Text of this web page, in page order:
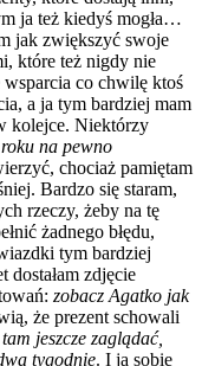
ja też kiedyś mogła…
jak zwiększyć swoje
które też nigdy nie
co chwilę ktoś
a ja tym bardziej mam
kolejce. Niektórzy
na pewno
chociaż pamiętam
Bardzo się staram,
rzeczy, żeby na tę
żadnego błędu,
tym bardziej
dostałam zdjęcie
zobacz Agatko jak
że prezent schowali
jeszcze zaglądać,
tygodnie. I ja sobie